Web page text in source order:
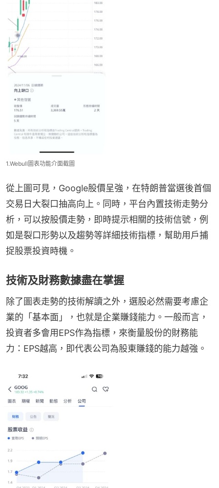
1.Webull圖表功能介面截圖
從上圖可見，Google股價呈強，在特朗普當選後首個
交易日大裂口抽高向上。同時，平台內置技術走勢分
析，可以按股價走勢，即時提示相關的技術信號，例
如是裂口形勢以及趨勢等詳細技術指標，幫助用戶捕
捉股票投資時機。
技術及財務數據盡在掌握
除了圖表走勢的技術解讀之外，選股必然需要考慮企
業的「基本面」，也就是企業賺錢能力。一般而言，
投資者多會用EPS作為指標，來衡量股份的財務能
力：EPS越高，即代表公司為股東賺錢的能力越強。